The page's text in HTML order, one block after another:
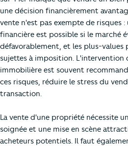
une décision financièrement
vente n'est pas exempte de risques :
financière est possible si le marché
défavorablement, et les plus-values
sujettes à imposition. L'intervention
immobilière est souvent
ces risques, réduire le stress du
transaction.
La vente d'une propriété nécessite
soignée et une mise en scène
acheteurs potentiels. Il faut